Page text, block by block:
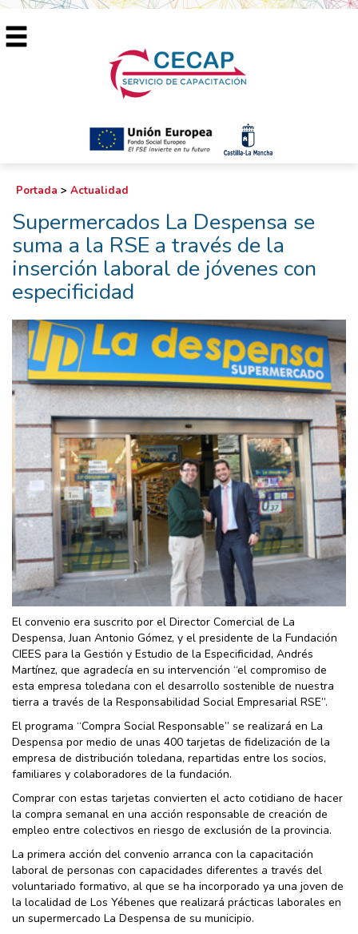
Portada > Actualidad
Supermercados La Despensa se
suma a la RSE a través de la
inserción laboral de jóvenes con
especificidad
El convenio era suscrito por el Director Comercial de La
Despensa, Juan Antonio Gómez, y el presidente de la Fundación
CIEES para la Gestión y Estudio de la Especificidad, Andrés
Martínez, que agradecía en su intervención “el compromiso de
esta empresa toledana con el desarrollo sostenible de nuestra
tierra a través de la Responsabilidad Social Empresarial RSE”.
El programa “Compra Social Responsable” se realizará en La
Despensa por medio de unas 400 tarjetas de fidelización de la
empresa de distribución toledana, repartidas entre los socios,
familiares y colaboradores de la fundación.
Comprar con estas tarjetas convierten el acto cotidiano de hacer
la compra semanal en una acción responsable de creación de
empleo entre colectivos en riesgo de exclusión de la provincia.
La primera acción del convenio arranca con la capacitación
laboral de personas con capacidades diferentes a través del
voluntariado formativo, al que se ha incorporado ya una joven de
la localidad de Los Yébenes que realizará prácticas laborales en
un supermercado La Despensa de su municipio.